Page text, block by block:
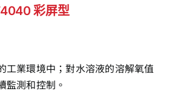
彩屏型
工業環境中；對水溶液的溶解氧值
監測和控制。